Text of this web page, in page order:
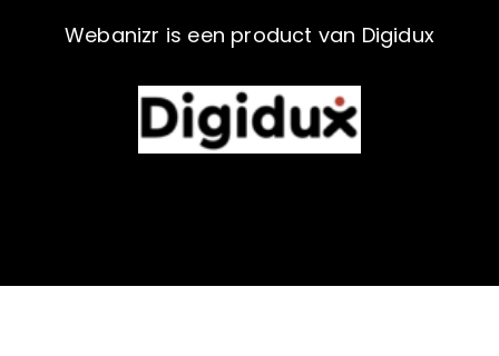
Webanizr is een product van Digidux